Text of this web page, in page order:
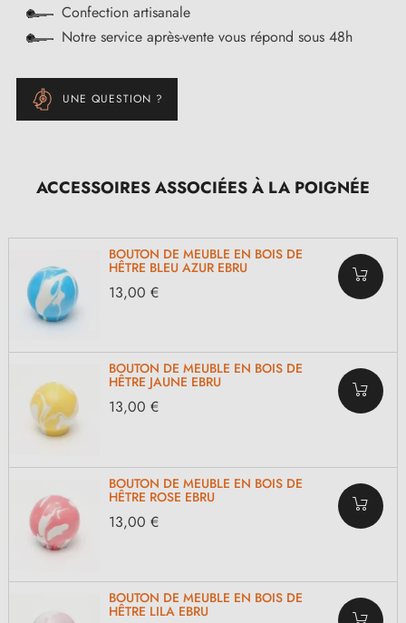
Confection artisanale
Notre service après-vente vous répond sous 48h
UNE QUESTION ?
ACCESSOIRES ASSOCIÉES À LA POIGNÉE
BOUTON DE MEUBLE EN BOIS DE
HÊTRE BLEU AZUR EBRU
13,00 €
BOUTON DE MEUBLE EN BOIS DE
HÊTRE JAUNE EBRU
13,00 €
BOUTON DE MEUBLE EN BOIS DE
HÊTRE ROSE EBRU
13,00 €
BOUTON DE MEUBLE EN BOIS DE
HÊTRE LILA EBRU